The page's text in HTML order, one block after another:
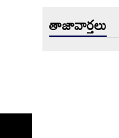
తాజావార్తలు